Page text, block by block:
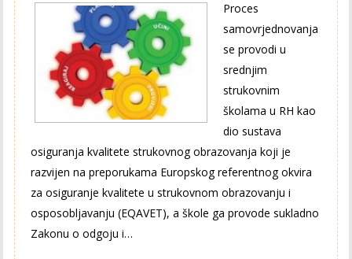
Proces
samovrjednovanja
se provodi u
srednjim
strukovnim
školama u RH kao
dio sustava
osiguranja kvalitete strukovnog obrazovanja koji je
razvijen na preporukama Europskog referentnog okvira
za osiguranje kvalitete u strukovnom obrazovanju i
osposobljavanju (EQAVET), a škole ga provode sukladno
Zakonu o odgoju i…